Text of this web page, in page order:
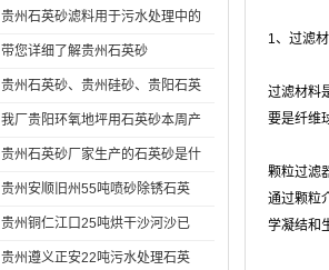
贵州石英砂滤料用于污水处理中的
带您详细了解贵州石英砂
贵州石英砂、贵州硅砂、贵阳石英
我厂贵阳环氧地坪用石英砂本周产
贵州石英砂厂家生产的石英砂是什
贵州安顺旧州55吨喷砂除锈石英
贵州铜仁江口25吨烘干沙河沙已
贵州遵义正安22吨污水处理石英
1、过滤
过滤材料
要是纤维
颗粒过滤
通过颗粒
学凝结和